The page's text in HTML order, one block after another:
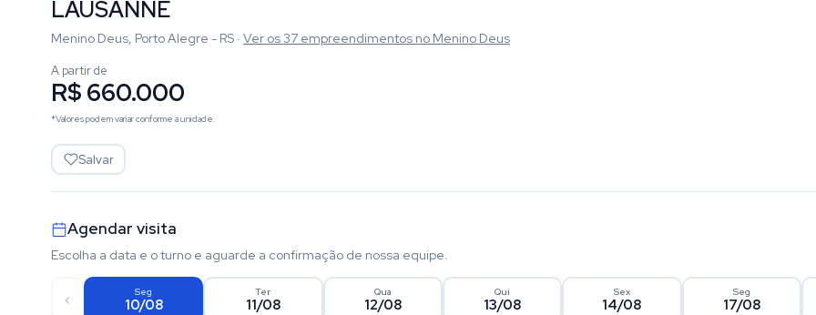
LAUSANNE
Menino Deus, Porto Alegre - RS · Ver os37 empreendimentos no Menino Deus
A partir de
R$ 660.000
*Valores podem variar conforme a unidade.
Salvar
Agendar visita
Escolha a data e o turno e aguarde a confirmação de nossa equipe.
Seg
10/08
Ter
11/08
Qua
12/08
Qui
13/08
Sex
14/08
Seg
17/08